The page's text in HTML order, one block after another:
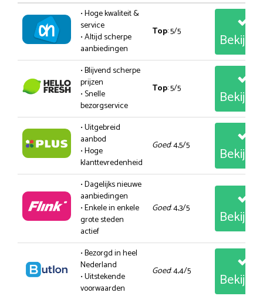
• Hoge kwaliteit &
service
• Altijd scherpe
aanbiedingen
Top: 5/5
• Blijvend scherpe
prijzen
• Snelle
bezorgservice
Top: 5/5
• Uitgebreid
aanbod
• Hoge
klanttevredenheid
Goed: 4,5/5
• Dagelijks nieuwe
aanbiedingen
• Enkele in enkele
grote steden
actief
Goed: 4,3/5
• Bezorgd in heel
Nederland
• Uitstekende
voorwaarden
Goed: 4,4/5